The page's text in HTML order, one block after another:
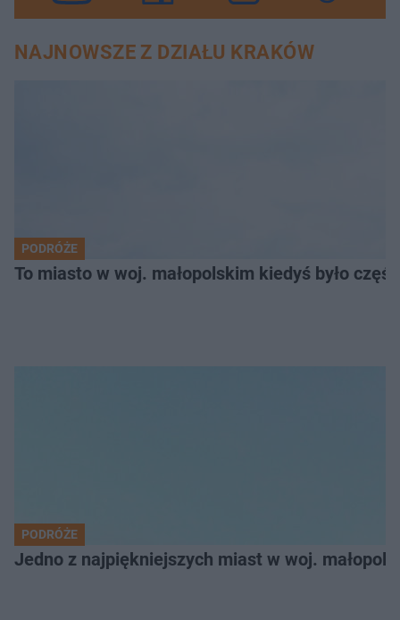
NAJNOWSZE Z DZIAŁU KRAKÓW
PODRÓŻE
To miasto w woj. małopolskim kiedyś było
PODRÓŻE
Jedno z najpiękniejszych miast w woj.